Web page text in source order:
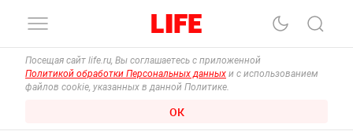
Посещая сайт life.ru, Вы соглашаетесь с приложенной
Политикой обработки Персональных данных и с использованием
файлов cookie, указанных в данной Политике.
ОК